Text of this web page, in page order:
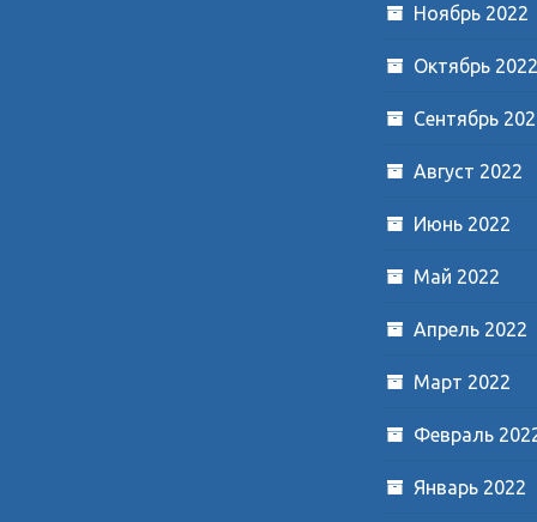
Ноябрь 2022
Октябрь 2022
Сентябрь
Август 2022
Июнь 2022
Май 2022
Апрель 2022
Март 2022
Февраль
Январь 2022